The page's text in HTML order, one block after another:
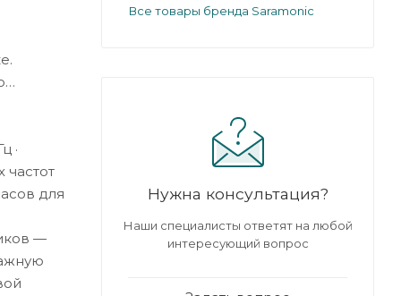
·
частот
для
—
Все товары бренда Saramonic
Нужна консультация?
Наши специалисты ответят на любой
интересующий вопрос